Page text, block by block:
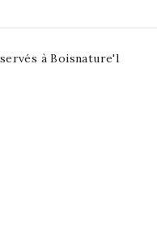
à Boisnature'l